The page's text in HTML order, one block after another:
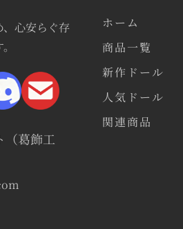
心安らぐ存
（葛飾工
ホーム
商品一覧
新作ドール
人気ドール
関連商品